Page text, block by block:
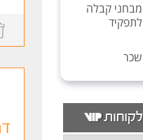
מבחני קבלה
לתפקיד
שכר